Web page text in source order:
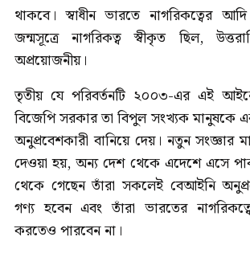
থাকবে। স্বাধীন ভারতে নাগরিকত্বের
জন্মসূত্রে নাগরিকত্ব স্বীকৃত ছিল,
অপ্রয়োজনীয়।
তৃতীয় যে পরিবর্তনটি ২০০৩-এর এই
বিজেপি সরকার তা বিপুল সংখ্যক মানুষকে
অনুপ্রবেশকারী বানিয়ে দেয়। নতুন সংজ্ঞার
দেওয়া হয়, অন্য দেশ থেকে এদেশে এসে
থেকে গেছেন তাঁরা সকলেই বেআইনি
গণ্য হবেন এবং তাঁরা ভারতের
করতেও পারবেন না।